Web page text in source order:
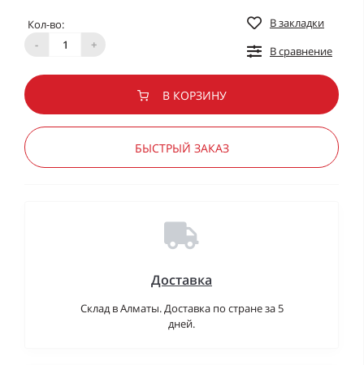
Кол-во:
-
+
В закладки
В сравнение
В КОРЗИНУ
БЫСТРЫЙ ЗАКАЗ
Доставка
Склад в Алматы. Доставка по стране за 5
дней.